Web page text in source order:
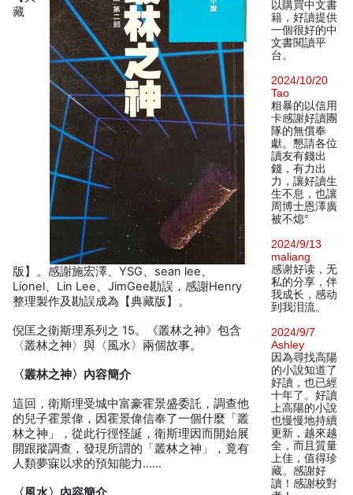
藏
版】。感謝施宏澤、YSG、sean lee、
Lionel、Lin Lee、JimGee勘誤，感謝Henry
整理製作及勘誤成為【典藏版】。
倪匡之衛斯理系列之 15。《叢林之神》包含
〈叢林之神〉與〈風水〉兩個故事。
〈叢林之神〉內容簡介
這回，衛斯理受城中富豪霍景盛委託，調查他
的兒子霍景偉，因霍景偉信奉了一個什麼「叢
林之神」，從此行徑怪誕，衛斯理因而開始展
開跟蹤調查，發現所謂的「叢林之神」，竟有
人類夢寐以求的預知能力……
以購買中文書
籍，好讀提供
一個很好的中
文書閱讀平
台。
2024/10/20
Tao
粗暴的以信用
卡感謝好讀團
隊的無償奉
獻。懇請各位
讀友有錢出
錢，有力出
力，讓好讀生
生不息，也讓
周博士恩澤廣
被不熄°
2024/9/13
maliang
感谢好读，无
私的分享，伴
我成长，感动
到我泪流。
2024/9/7
Ashley
因為尋找高陽
的小說知道了
好讀，也已經
十年了。好讀
上高陽的小說
也慢慢地持續
更新，越來越
全，而且質量
上佳，值得珍
藏。感謝好
讀！感謝校對